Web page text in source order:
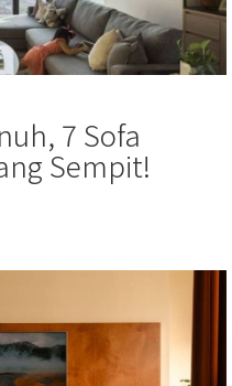
7 Sofa
Sempit!